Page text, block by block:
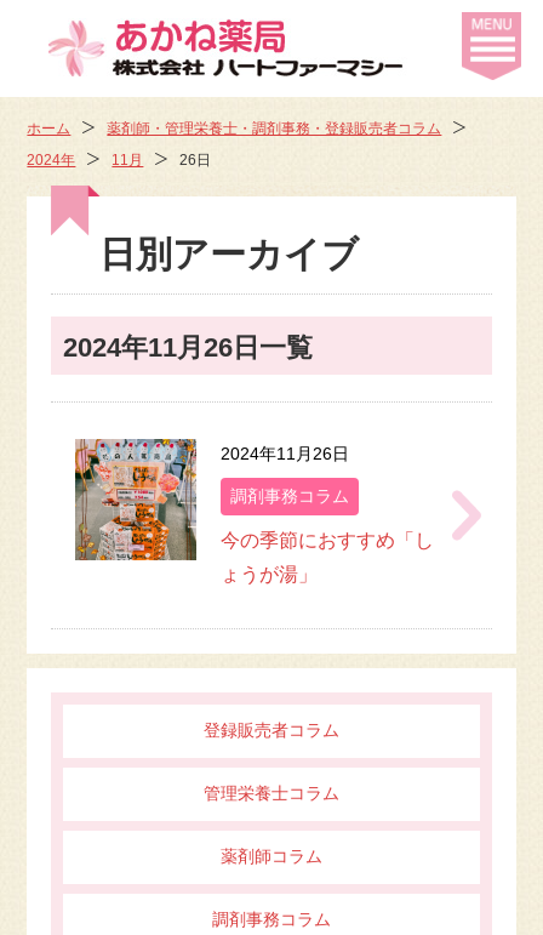
ホーム
薬剤師・管理栄養士・調剤事務・登録販売者コラム
2024年
11月 26日
日別アーカイブ
2024年11月26日一覧
2024年11月26日
調剤事務コラム
今の季節におすすめ「し
ょうが湯」
登録販売者コラム
管理栄養士コラム
薬剤師コラム
調剤事務コラム